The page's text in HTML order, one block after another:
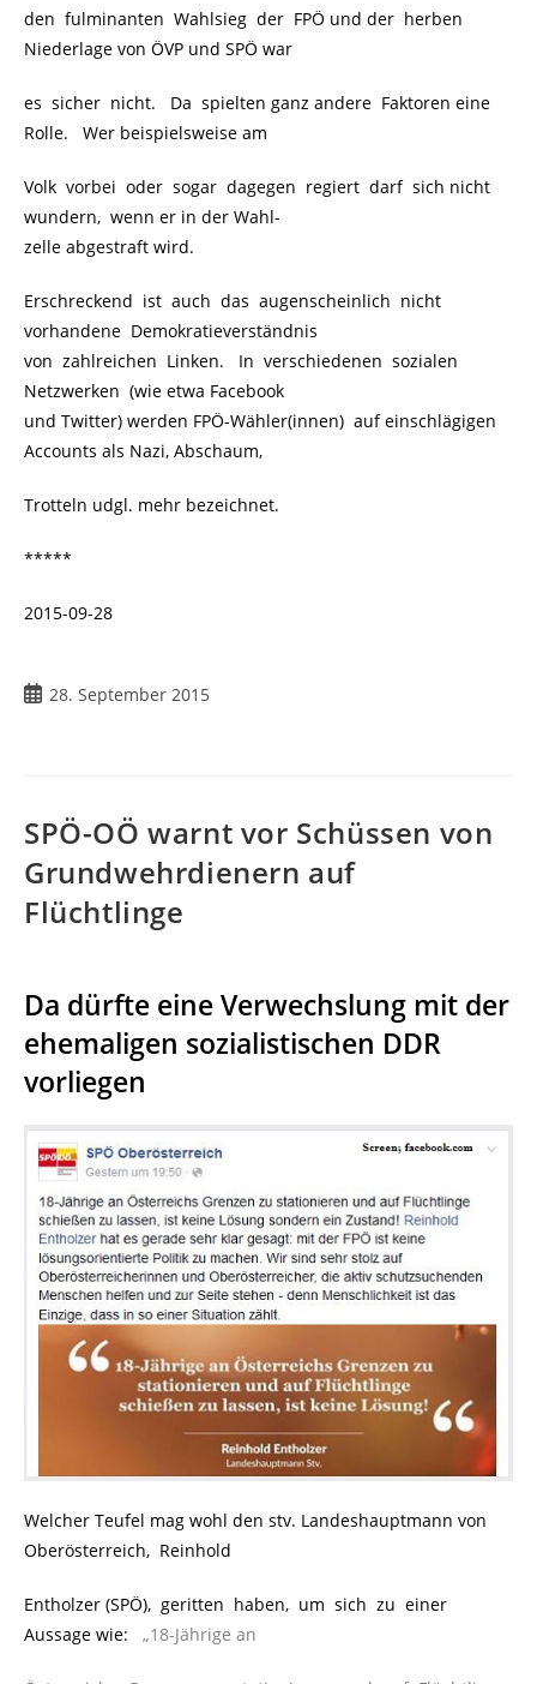
den fulminanten Wahlsieg der FPÖ und der herben
Niederlage von ÖVP und SPÖ war
es sicher nicht. Da spielten ganz andere Faktoren eine
Rolle. Wer beispielsweise am
Volk vorbei oder sogar dagegen regiert darf sich nicht
wundern, wenn er in der Wahl-
zelle abgestraft wird.
Erschreckend ist auch das augenscheinlich nicht
vorhandene Demokratieverständnis
von zahlreichen Linken. In verschiedenen sozialen
Netzwerken (wie etwa Facebook
und Twitter) werden FPÖ-Wähler(innen) auf einschlägigen
Accounts als Nazi, Abschaum,
Trotteln udgl. mehr bezeichnet.
*****
2015-09-28
28. September 2015
SPÖ-OÖ warnt vor Schüssen von
Grundwehrdienern auf
Flüchtlinge
Da dürfte eine Verwechslung mit der
ehemaligen sozialistischen DDR
vorliegen
Welcher Teufel mag wohl den stv. Landeshauptmann von
Oberösterreich, Reinhold
Entholzer (SPÖ), geritten haben, um sich zu einer
Aussage wie:
„18-Jährige an